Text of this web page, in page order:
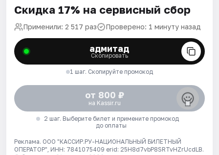
Скидка 17% на сервисный сбор
Применили: 2 517 раз Проверено: 1 минуту назад
адмитад
Скопировать
1 шаг. Скопируйте промокод
от 800 ₽
на Kassir.ru
2 шаг. Выберите билет и примените промокод
до оплаты
Реклама. ООО "КАССИР.РУ-НАЦИОНАЛЬНЫЙ БИЛЕТНЫЙ
ОПЕРАТОР", ИНН: 7841075409 erid: 25H8d7vbP8SRTvHZrUcdLB.